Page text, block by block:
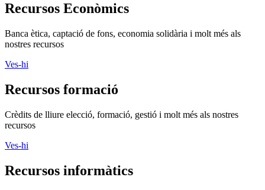
Recursos Econòmics
Banca ètica, captació de fons, economia solidària i molt més als
nostres recursos
Ves-hi
Recursos formació
Crèdits de lliure elecció, formació, gestió i molt més als nostres
recursos
Ves-hi
Recursos informàtics